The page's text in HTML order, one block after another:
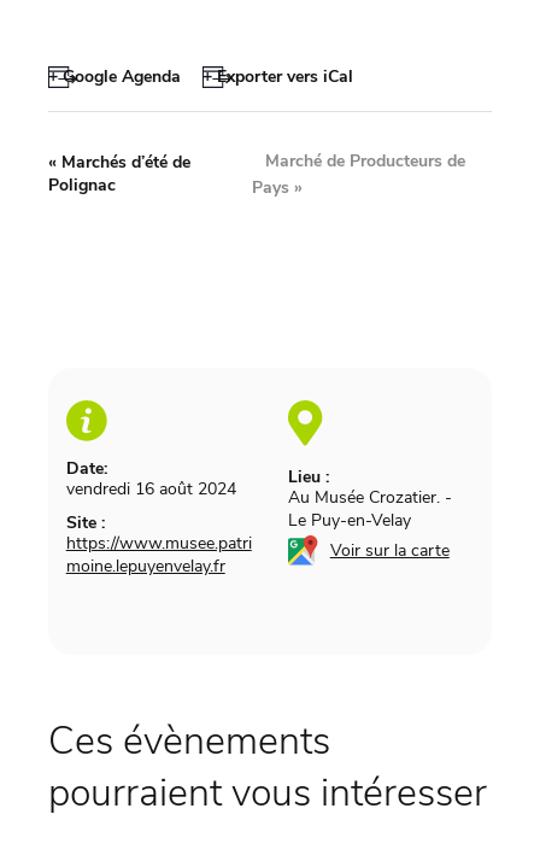
+ Google Agenda + Exporter vers iCal
Date:
vendredi 16 août 2024
Site :
https://www.musee.patri
moine.lepuyenvelay.fr
Lieu :
Au Musée Crozatier. -
Le Puy-en-Velay
Voir sur la carte
« Marchés d’été de
Polignac
Marché de Producteurs de
Pays »
Ces évènements
pourraient vous intéresser